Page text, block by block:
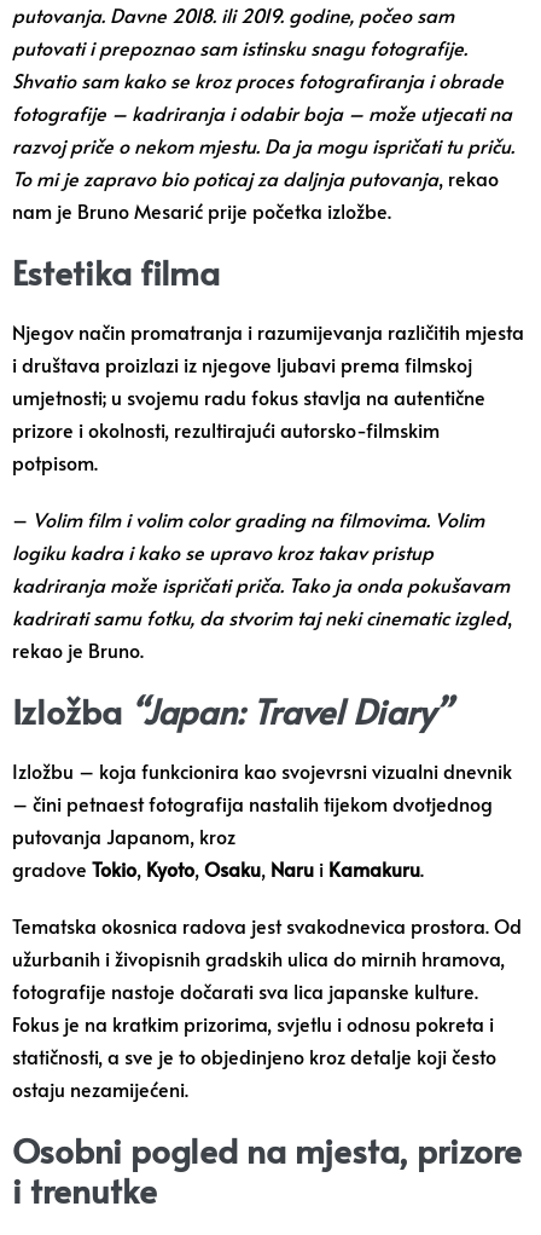
putovanja. Davne 2018. ili 2019. godine, počeo sam
putovati i prepoznao sam istinsku snagu fotografije.
Shvatio sam kako se kroz proces fotografiranja i obrade
fotografije – kadriranja i odabir boja – može utjecati na
razvoj priče o nekom mjestu. Da ja mogu ispričati tu priču.
To mi je zapravo bio poticaj za daljnja putovanja, rekao
nam je Bruno Mesarić prije početka izložbe.
Estetika filma
Njegov način promatranja i razumijevanja različitih mjesta
i društava proizlazi iz njegove ljubavi prema filmskoj
umjetnosti; u svojemu radu fokus stavlja na autentične
prizore i okolnosti, rezultirajući autorsko-filmskim
potpisom.
– Volim film i volim color grading na filmovima. Volim
logiku kadra i kako se upravo kroz takav pristup
kadriranja može ispričati priča. Tako ja onda pokušavam
kadrirati samu fotku, da stvorim taj neki cinematic izgled,
rekao je Bruno.
Izložba “Japan: Travel Diary”
Izložbu – koja funkcionira kao svojevrsni vizualni dnevnik
– čini petnaest fotografija nastalih tijekom dvotjednog
putovanja Japanom, kroz
gradove Tokio, Kyoto,Osaku, Naru i Kamakuru.
Tematska okosnica radova jest svakodnevica prostora. Od
užurbanih i živopisnih gradskih ulica do mirnih hramova,
fotografije nastoje dočarati sva lica japanske kulture.
Fokus je na kratkim prizorima, svjetlu i odnosu pokreta i
statičnosti, a sve je to objedinjeno kroz detalje koji često
ostaju nezamijećeni.
Osobni pogled na mjesta, prizore
i trenutke